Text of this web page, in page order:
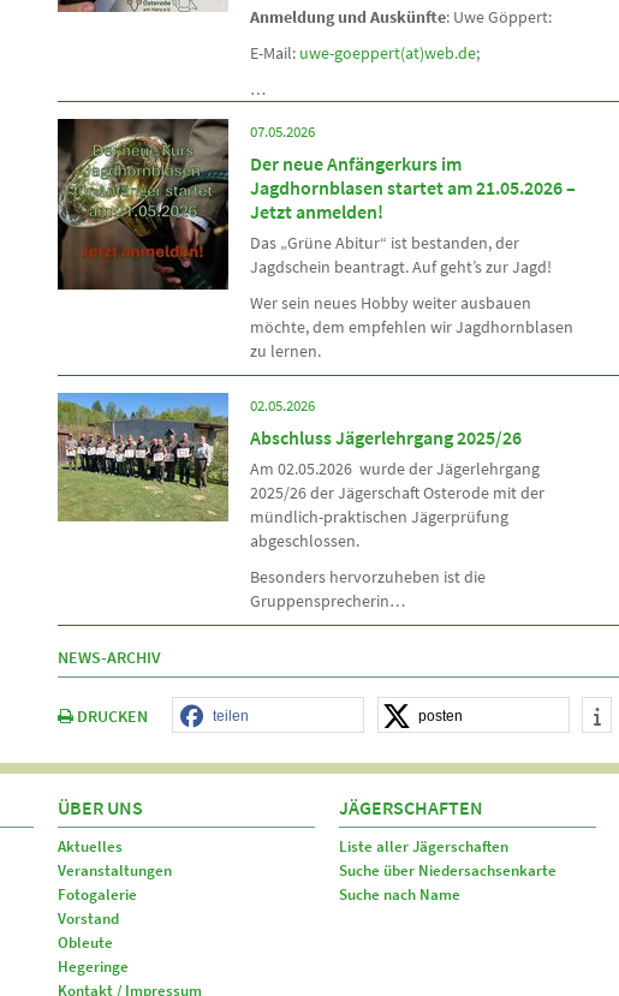
Anmeldung und Auskünfte: Uwe Göppert:
E-Mail: uwe-goeppert(at)web.de;
…
07.05.2026
Der neue Anfängerkurs im
Jagdhornblasen startet am 21.05.2026 –
Jetzt anmelden!
Das „Grüne Abitur“ ist bestanden, der
Jagdschein beantragt. Auf geht’s zur Jagd!
Wer sein neues Hobby weiter ausbauen
möchte, dem empfehlen wir Jagdhornblasen
zu lernen.
02.05.2026
Abschluss Jägerlehrgang 2025/26
Am 02.05.2026 wurde der Jägerlehrgang
2025/26 der Jägerschaft Osterode mit der
mündlich-praktischen Jägerprüfung
abgeschlossen.
Besonders hervorzuheben ist die
Gruppensprecherin…
NEWS-ARCHIV
DRUCKEN teilen posten
ÜBER UNS
Aktuelles
Veranstaltungen
Fotogalerie
Vorstand
Obleute
Hegeringe
Kontakt / Impressum
JÄGERSCHAFTEN
Liste aller Jägerschaften
Suche über Niedersachsenkarte
Suche nach Name